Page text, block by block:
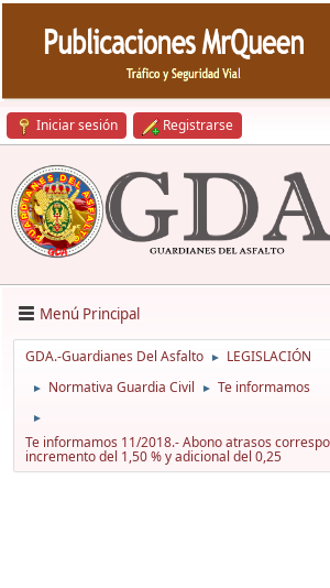
Iniciar sesión Registrarse
Menú Principal
GDA.-Guardianes Del Asfalto ► LEGISLACIÓN
► Normativa Guardia Civil ► Te informamos
►
Te informamos 11/2018.- Abono atrasos
incremento del 1,50 % y adicional del 0,25